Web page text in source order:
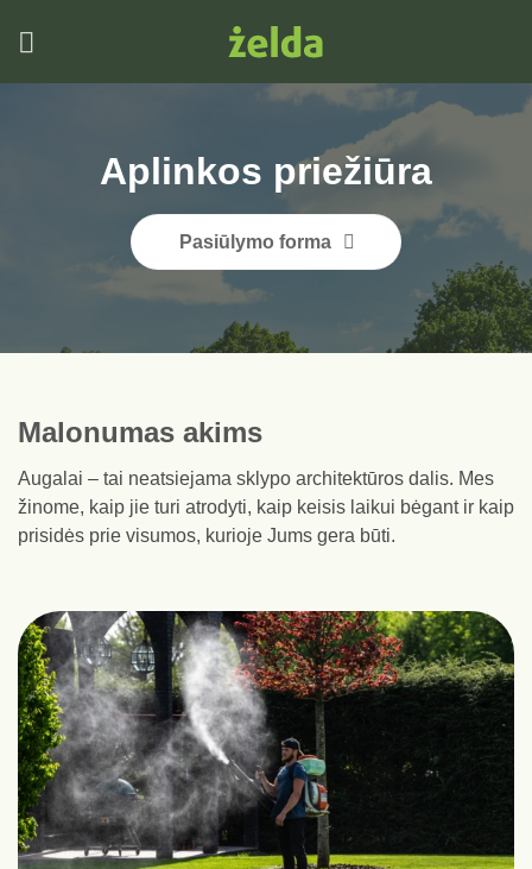
Aplinkos priežiūra
Pasiūlymo forma
Malonumas akims
Augalai – tai neatsiejama sklypo architektūros dalis. Mes
žinome, kaip jie turi atrodyti, kaip keisis laikui bėgant ir kaip
prisidės prie visumos, kurioje Jums gera būti.